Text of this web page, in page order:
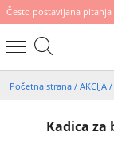
Često postavljana pitanja
Početna strana / AKCIJA /
Kadica za